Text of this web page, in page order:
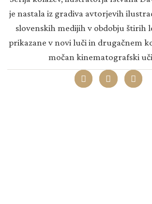
količina
je nastala iz gradiva avtorjevih
slovenskih medijih v obdobju štirih
prikazane v novi luči in drugačnem
močan kinematografski